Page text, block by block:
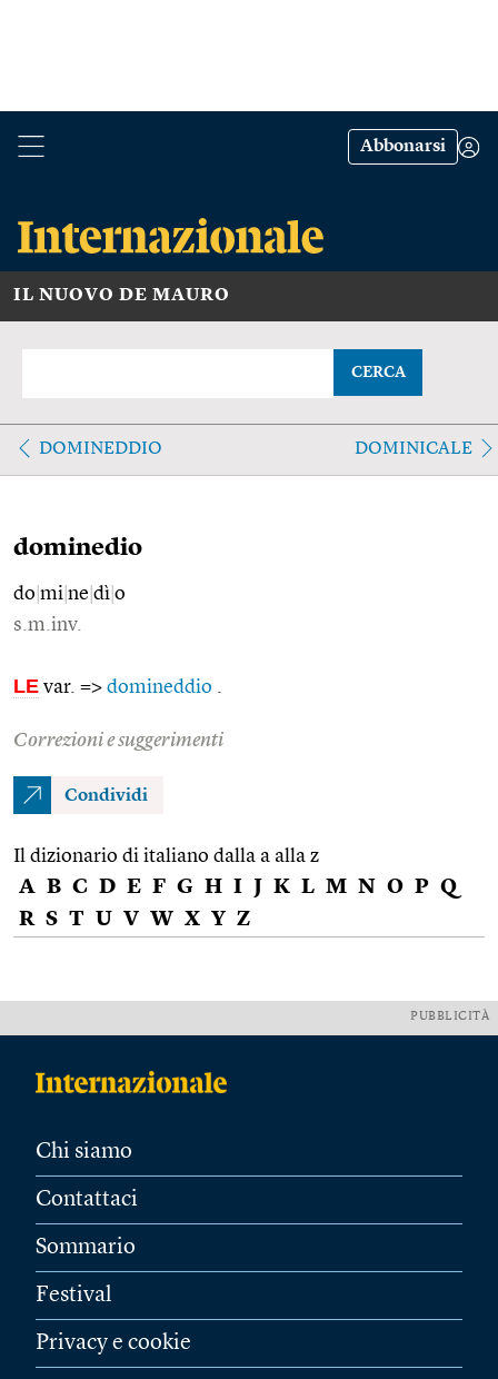
Abbonarsi
IL NUOVO DE MAURO
CERCA
DOMINEDDIO DOMINICALE
dominedio
do mi ne dì o
s.m.inv.
LE var. => domineddio
Correzioni e suggerimenti
Condividi
Il dizionario di italiano dalla a alla z
A B C D E F G H I J K L M N O P Q
R S T U V W X Y Z
PUBBLICITÀ
Chi siamo
Contattaci
Sommario
Festival
Privacy e cookie